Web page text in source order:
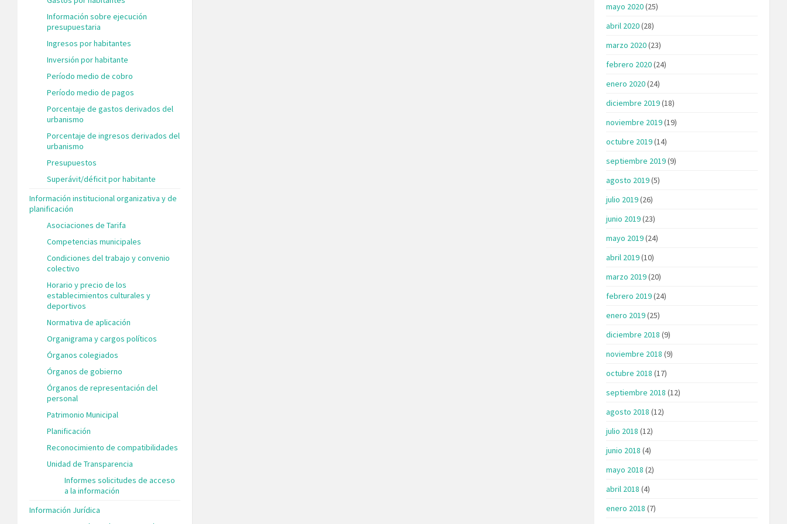
Información sobre ejecución
presupuestaria
Ingresos por habitantes
Inversión por habitante
Período medio de cobro
Período medio de pagos
Porcentaje de gastos derivados del
urbanismo
Porcentaje de ingresos derivados del
urbanismo
Presupuestos
Superávit/déficit por habitante
Información institucional organizativa y de
planificación
Asociaciones de Tarifa
Competencias municipales
Condiciones del trabajo y convenio
colectivo
Horario y precio de los
establecimientos culturales y
deportivos
Normativa de aplicación
Organigrama y cargos políticos
Órganos colegiados
Órganos de gobierno
Órganos de representación del
personal
Patrimonio Municipal
Planificación
Reconocimiento de compatibilidades
Unidad de Transparencia
Informes solicitudes de acceso
a la información
Información Jurídica
mayo 2020(25)
abril 2020(28)
marzo 2020(23)
febrero 2020(24)
enero 2020(24)
diciembre 2019(18)
noviembre 2019(19)
octubre 2019(14)
septiembre 2019(9)
agosto 2019(5)
julio 2019(26)
junio 2019(23)
mayo 2019(24)
abril 2019(10)
marzo 2019(20)
febrero 2019(24)
enero 2019(25)
diciembre 2018 (9)
noviembre 2018 (9)
octubre 2018 (17)
septiembre 2018 (12)
agosto 2018 (12)
julio 2018 (12)
junio 2018 (4)
mayo 2018 (2)
abril 2018 (4)
enero 2018 (7)